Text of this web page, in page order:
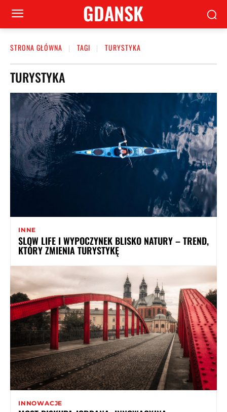
GDANSK
STRONA GŁÓWNA TAGI TURYSTYKA
TURYSTYKA
INNE
SLOW LIFE I WYPOCZYNEK BLISKO NATURY – TREND,
KTÓRY ZMIENIA TURYSTYKĘ
INNOWACJE